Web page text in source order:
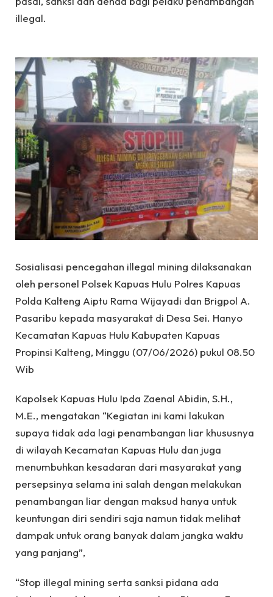
illegal.
Sosialisasi pencegahan illegal mining dilaksanakan
oleh personel Polsek Kapuas Hulu Polres Kapuas
Polda Kalteng Aiptu Rama Wijayadi dan Brigpol A.
Pasaribu kepada masyarakat di Desa Sei. Hanyo
Kecamatan Kapuas Hulu Kabupaten Kapuas
Propinsi Kalteng, Minggu (07/06/2026) pukul 08.50
Wib
Kapolsek Kapuas Hulu Ipda Zaenal Abidin, S.H.,
M.E., mengatakan “Kegiatan ini kami lakukan
supaya tidak ada lagi penambangan liar khususnya
di wilayah Kecamatan Kapuas Hulu dan juga
menumbuhkan kesadaran dari masyarakat yang
persepsinya selama ini salah dengan melakukan
penambangan liar dengan maksud hanya untuk
keuntungan diri sendiri saja namun tidak melihat
dampak untuk orang banyak dalam jangka waktu
yang panjang”,
“Stop iIlegal mining serta sanksi pidana ada